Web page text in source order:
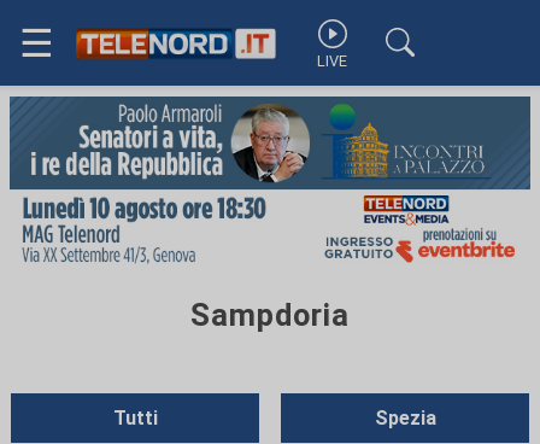
☰ LIVE
Sampdoria
Tutti Spezia